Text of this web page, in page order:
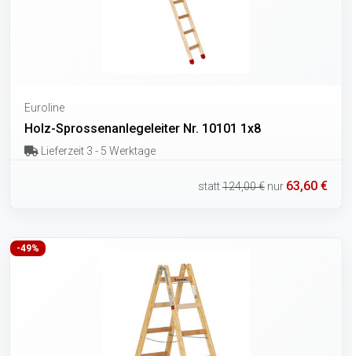
Euroline
Holz-Sprossenanlegeleiter Nr. 10101 1x8
Lieferzeit 3 - 5 Werktage
statt124,00 € nur 63,60 €
-49%